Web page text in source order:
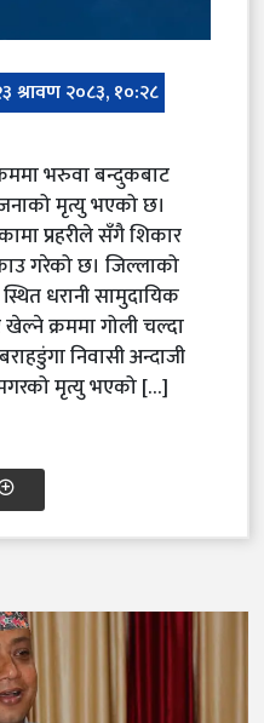
श्रावण २०८३, १०:२८
भरुवा बन्दुकबाट
मृत्यु भएको छ।
प्रहरीले सँगै शिकार
गरेको छ। जिल्लाको
धरानी सामुदायिक
क्रममा गोली चल्दा
निवासी अन्दाजी
मगरको मृत्यु भएको […]